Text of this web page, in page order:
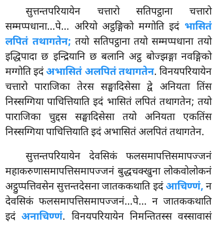
सुत्तन्तपरियायेन चत्तारो सतिपट्ठाना चत्तारो
सम्मप्पधाना…पे… अरियो अट्ठङ्गिको मग्गोति इदं भासितं
लपितं तथागतेन; तयो सतिपट्ठाना तयो सम्मप्पधाना तयो
इद्धिपादा छ इन्द्रियानि छ बलानि अट्ठ बोज्झङ्गा नवङ्गिको
मग्गोति इदंअभासितं अलपितं तथागतेन. विनयपरियायेन
चत्तारो पाराजिका तेरस सङ्घादिसेसा द्वे अनियता तिंस
निस्सग्गिया पाचित्तियाति इदं भासितं लपितं तथागतेन; तयो
पाराजिका चुद्दस सङ्घादिसेसा तयो अनियता एकतिंस
निस्सग्गिया पाचित्तियाति इदं अभासितं अलपितं तथागतेन.
सुत्तन्तपरियायेन देवसिकं फलसमापत्तिसमापज्जनं
महाकरुणासमापत्तिसमापज्जनं बुद्धचक्खुना लोकवोलोकनं
अट्ठुप्पत्तिवसेन सुत्तन्तदेसना जातककथाति इदंआचिण्णं, न
देवसिकं फलसमापत्तिसमापज्जनं…पे… न जातककथाति
इदंअनाचिण्णं. विनयपरियायेन निमन्तितस्स वस्सावासं